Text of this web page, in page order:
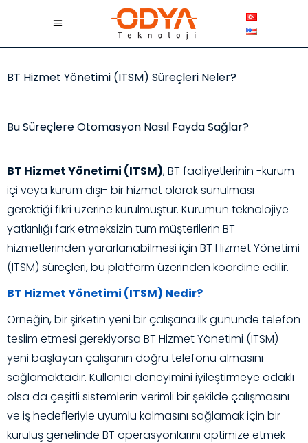
BT Hizmet Yönetimi (ITSM) Süreçleri Neler?
Bu Süreçlere Otomasyon Nasıl Fayda Sağlar?​
BT Hizmet Yönetimi (ITSM),BT faaliyetlerinin -kurum
içi veya kurum dışı- bir hizmet olarak sunulması
gerektiği fikri üzerine kurulmuştur. Kurumun teknolojiye
yatkınlığı fark etmeksizin tüm müşterilerin BT
hizmetlerinden yararlanabilmesi için BT Hizmet Yönetimi
(ITSM) süreçleri, bu platform üzerinden koordine edilir.
BT Hizmet Yönetimi (ITSM) Nedir?
Örneğin, bir şirketin yeni bir çalışana ilk gününde telefon
teslim etmesi gerekiyorsa BT Hizmet Yönetimi (ITSM)
yeni başlayan çalışanın doğru telefonu almasını
sağlamaktadır. Kullanıcı deneyimini iyileştirmeye odaklı
olsa da çeşitli sistemlerin verimli bir şekilde çalışmasını
ve iş hedefleriyle uyumlu kalmasını sağlamak için bir
kuruluş genelinde BT operasyonlarını optimize etmek